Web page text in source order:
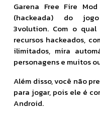
Garena Free Fire
(hackeada) do
3volution. Com o
recursos hackeados,
ilimitados, mira
personagens e muitos
Além disso, você não
para jogar, pois ele é
Android.